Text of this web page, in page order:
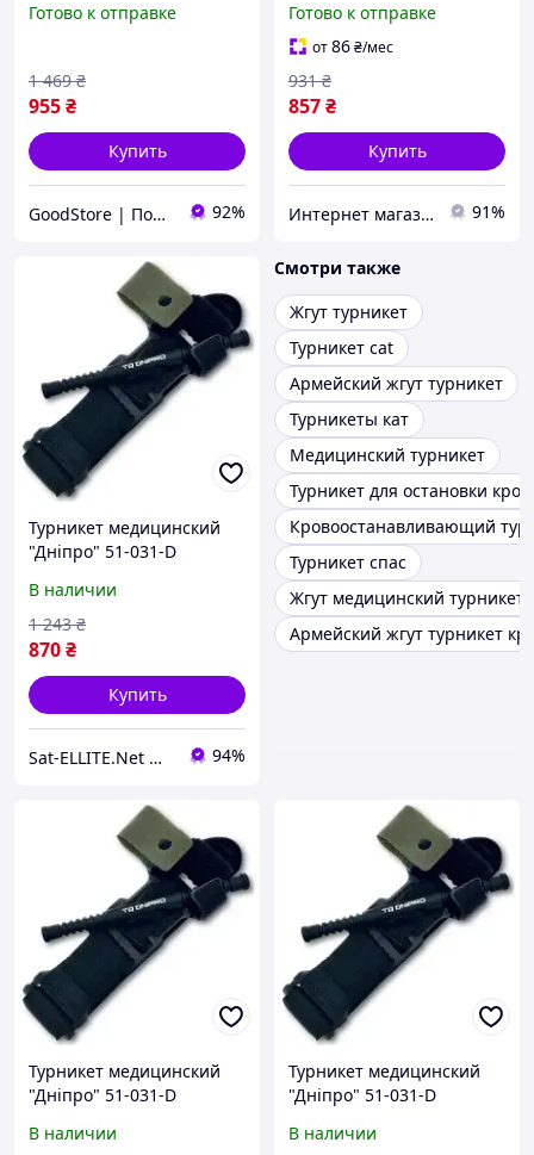
Готово к отправке
955₴
1 469 ₴
Купить
GoodStore | Подарки, Товары для дома и работы 92%
Готово к отправке
от86₴/мес
857₴
931 ₴
Купить
Интернет магазин "Домовичок" 91%
Турникет медицинский
"Дніпро" 51-031-D
В наличии
870₴
1 243 ₴
Купить
Sat-ELLITE.Net ➤ ИНТЕРНЕТ-СУПЕРМАРКЕТ 94%
Смотри также
Жгут турникет
Турникет cat
Армейский жгут турникет
Турникеты кат
Медицинский турникет
Турникет для остановки
Кровоостанавливающий
Турникет спас
Жгут медицинский турникет
Армейский жгут турникет
Турникет медицинский
"Дніпро" 51-031-D
В наличии
Турникет медицинский
"Дніпро" 51-031-D
В наличии